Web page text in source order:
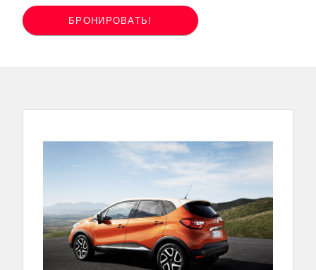
БРОНИРОВАТЬ!